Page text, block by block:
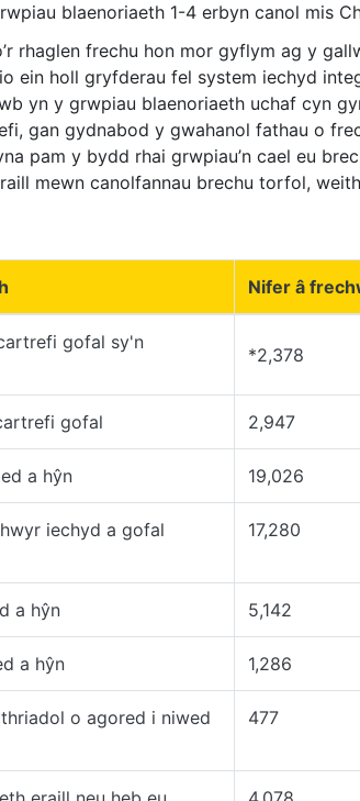
blaenoriaeth 1-4 erbyn canol mis
rhaglen frechu hon mor gyflym ag y
ein holl gryfderau fel system iechyd
yn y grwpiau blaenoriaeth uchaf cyn
gan gydnabod y gwahanol fathau o
pam y bydd rhai grwpiau’n cael eu
mewn canolfannau brechu torfol,
Nifer â
gofal sy'n
*2,378
gofal 2,947
a hŷn 19,026
iechyd a gofal
17,280
a hŷn 5,142
a hŷn 1,286
o agored i niwed
477